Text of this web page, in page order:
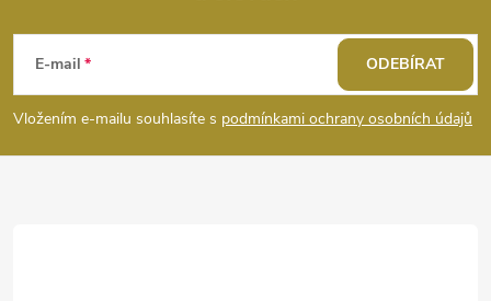
p
a
E-mail
Vložením e-mailu souhlasíte s podmínkami ochrany osobních údajů
ODEBÍRAT